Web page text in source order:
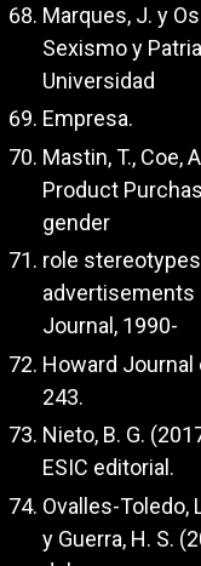
Marques, J. y
Sexismo y
Universidad
Empresa.
Mastin, T., Coe,
Product
gender
role
advertisements
Journal, 1990-
Howard
243.
Nieto, B. G.
ESIC editorial.
Ovalles-Toledo,
y Guerra, H. S.